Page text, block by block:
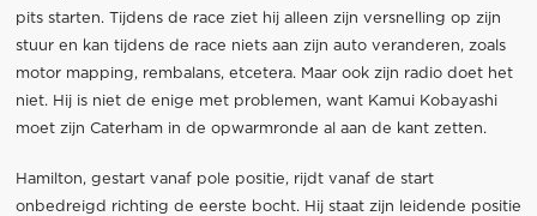
pits starten. Tijdens de race ziet hij alleen zijn versnelling op zijn
stuur en kan tijdens de race niets aan zijn auto veranderen, zoals
motor mapping, rembalans, etcetera. Maar ook zijn radio doet het
niet. Hij is niet de enige met problemen, want Kamui Kobayashi
moet zijn Caterham in de opwarmronde al aan de kant zetten.
Hamilton, gestart vanaf pole positie, rijdt vanaf de start
onbedreigd richting de eerste bocht. Hij staat zijn leidende positie